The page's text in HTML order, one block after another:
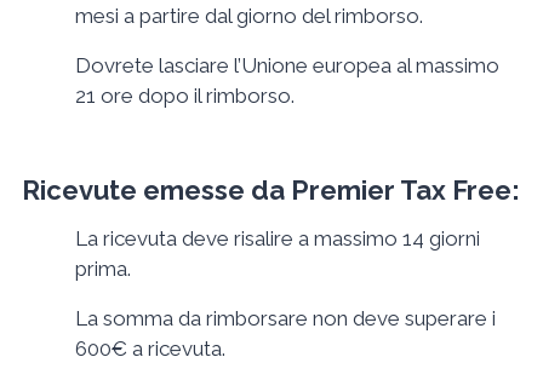
mesi a partire dal giorno del rimborso.
Dovrete lasciare l’Unione europea al massimo
21 ore dopo il rimborso.
Ricevute emesse da Premier Tax Free:
La ricevuta deve risalire a massimo 14 giorni
prima.
La somma da rimborsare non deve superare i
600€ a ricevuta.